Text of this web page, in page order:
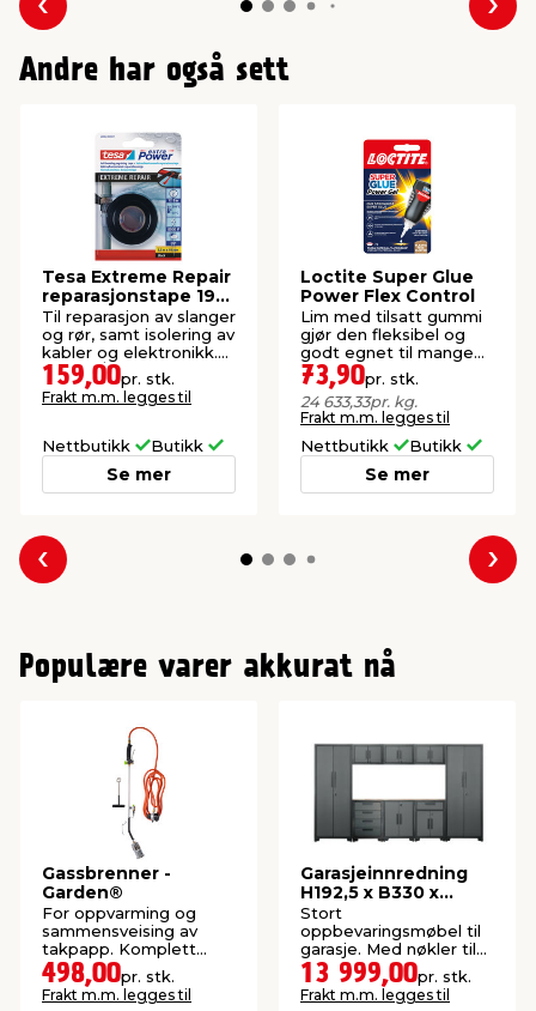
Forrige
Andre har også sett
Tesa Extreme Repair
reparasjonstape 19
mm x 2,5 meter
Til reparasjon av slanger
og rør, samt isolering av
kabler og elektronikk.
Til inne/ute.
159,00pr. stk.
Frakt m.m. legges til
Nettbutikk Butikk
Se mer
Loctite Super Glue
Power Flex Control
Lim med tilsatt gummi
gjør den fleksibel og
godt egnet til mange
materialer.
73,90pr. stk.
24 633,33pr. kg.
Frakt m.m. legges til
Nettbutikk Butikk
Se mer
Forrige
Populære varer akkurat nå
Gassbrenner -
Garden®
For oppvarming og
sammensveising av
takpapp. Komplett
sett.
498,00pr. stk.
Frakt m.m. legges til
Garasjeinnredning
H192,5 x B330 x
D47,2 cm
Stort
oppbevaringsmøbel til
garasje. Med nøkler til
alle dører.
13 999,00pr. stk.
Frakt m.m. legges til